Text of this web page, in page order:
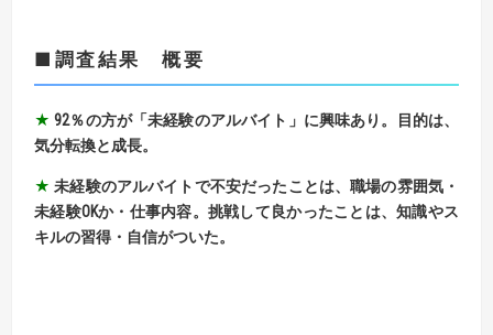
■調査結果 概要
★ 92％の方が「未経験のアルバイト」に興味あり。目的は、
気分転換と成長。
★未経験のアルバイトで不安だったことは、職場の雰囲気・
未経験OKか・仕事内容。挑戦して良かったことは、知識やス
キルの習得・自信がついた。